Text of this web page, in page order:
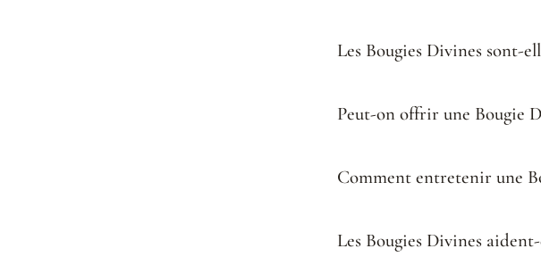
Les Bougies Divines sont-
Peut-on offrir une Bougie
Comment entretenir une
Les Bougies Divines